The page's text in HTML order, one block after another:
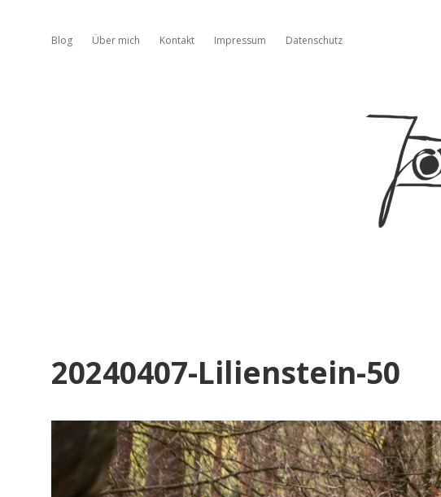
Blog Über mich Kontakt Impressum Datenschutz
20240407-Lilienstein-50